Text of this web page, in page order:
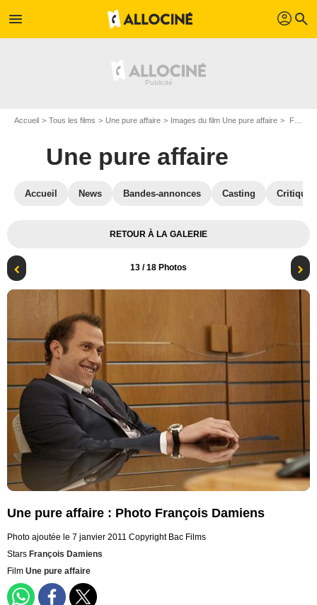
menu profil search
Accueil Tous les films Une pure affaire Images du film Une pure affaire François Damiens
Une pure affaire
Accueil News Bandes-annonces Casting
RETOUR À LA GALERIE
13 / 18 Photos
Une pure affaire : Photo François Damiens
Photo ajoutée le 7 janvier 2011 Copyright Bac Films
Stars François Damiens
Film Une pure affaire